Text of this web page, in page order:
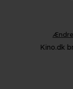
Kino.dk